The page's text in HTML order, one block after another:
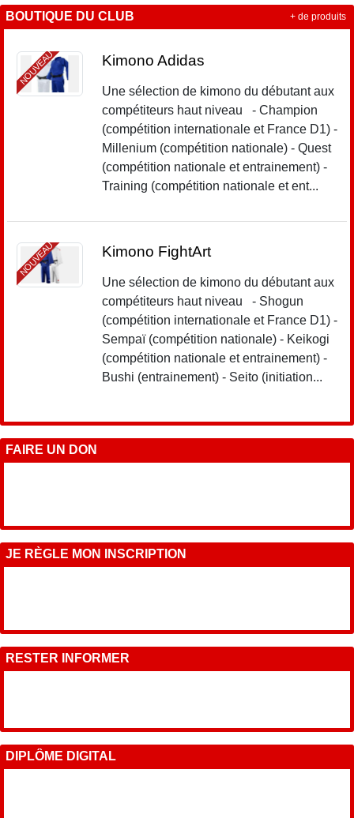
BOUTIQUE DU CLUB
NOUVEAU Kimono Adidas
Une sélection de kimono du débutant aux
compétiteurs haut niveau - Champion
(compétition internationale et France D1) -
Millenium (compétition nationale) - Quest
(compétition nationale et entrainement) -
Training (compétition nationale et ent...
NOUVEAU Kimono FightArt
Une sélection de kimono du débutant aux
compétiteurs haut niveau - Shogun
(compétition internationale et France D1) -
Sempaï (compétition nationale) - Keikogi
(compétition nationale et entrainement) -
Bushi (entrainement) - Seito (initiation...
+ de produits
FAIRE UN DON
JE RÈGLE MON INSCRIPTION
RESTER INFORMER
DIPLÔME DIGITAL